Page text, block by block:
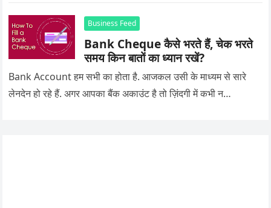
Business Feed
Bank Cheque कैसे भरते हैं, चेक भरते
समय किन बातों का ध्यान रखें?
Bank Account हम सभी का होता है. आजकल उसी के माध्यम से सारे
लेनदेन हो रहे हैं. अगर आपका बैंक अकाउंट है तो ज़िंदगी में कभी न…